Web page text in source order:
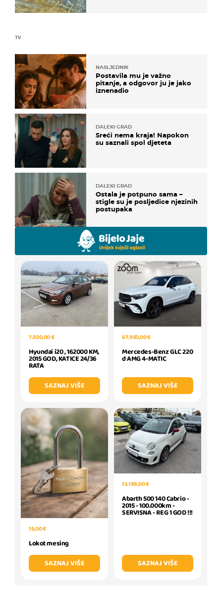
TV
NASLJEDNIK
Postavila mu je važno
pitanje, a odgovor ju je jako
iznenadio
DALEKI GRAD
Sreći nema kraja! Napokon
su saznali spol djeteta
DALEKI GRAD
Ostala je potpuno sama –
stigle su je posljedice njezinih
postupaka
7.500,00 €
Hyundai i20 , 162000 KM,
2015 GOD, KATICE 24/36
RATA
SAZNAJ VIŠE
67.950,00 €
Mercedes-Benz GLC 220
d AMG 4-MATIC
SAZNAJ VIŠE
15,00 €
Lokot mesing
SAZNAJ VIŠE
13.199,00 €
Abarth 500 140 Cabrio -
2015 - 100.000km -
SERVISNA - REG 1 GOD !!!
SAZNAJ VIŠE